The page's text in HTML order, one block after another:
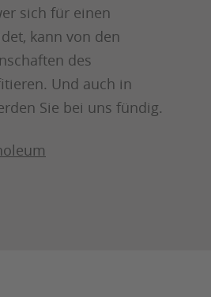
sich für einen
kann von den
des
Und auch in
Sie bei uns fündig.